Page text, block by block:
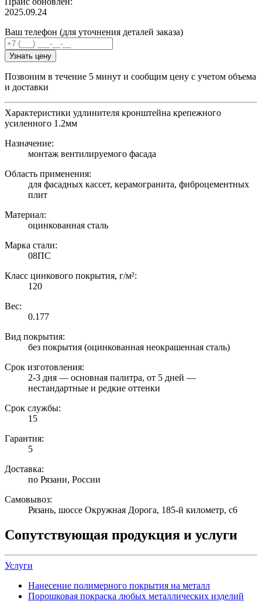
2025.09.24
Ваш телефон (для уточнения деталей заказа)
Узнать цену
Позвоним в течение 5 минут и сообщим цену с учетом объема
и доставки
Характеристики удлинителя кронштейна крепежного
усиленного 1.2мм
Назначение:
монтаж вентилируемого фасада
Область применения:
для фасадных кассет, керамогранита, фиброцементных
плит
Материал:
оцинкованная сталь
Марка стали:
08ПС
Класс цинкового покрытия, г/м²:
120
Вес:
0.177
Вид покрытия:
без покрытия (оцинкованная неокрашенная сталь)
Срок изготовления:
2-3 дня — основная палитра, от 5 дней —
нестандартные и редкие оттенки
Срок службы:
15
Гарантия:
5
Доставка:
по Рязани, России
Самовывоз:
Рязань, шоссе Окружная Дорога, 185-й километр, с6
Сопутствующая продукция и услуги
Услуги
Нанесение полимерного покрытия на металл
Порошковая покраска любых металлических изделий